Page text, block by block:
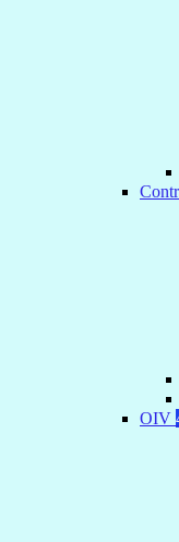
OIV